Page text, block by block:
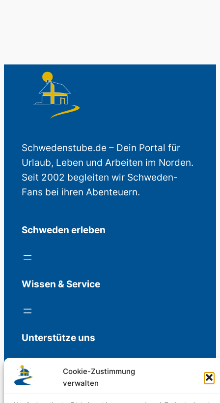
Cookie-Zustimmung
verwalten
Schwedenstube.de – Dein Portal für
Urlaub, Leben und Arbeiten im Norden.
Seit 2002 begleiten wir Schweden-
Fans bei ihren Abenteuern.
Schweden erleben
Wissen & Service
Unterstütze uns
Freiwillige Spenden für die Aufrechterhaltung